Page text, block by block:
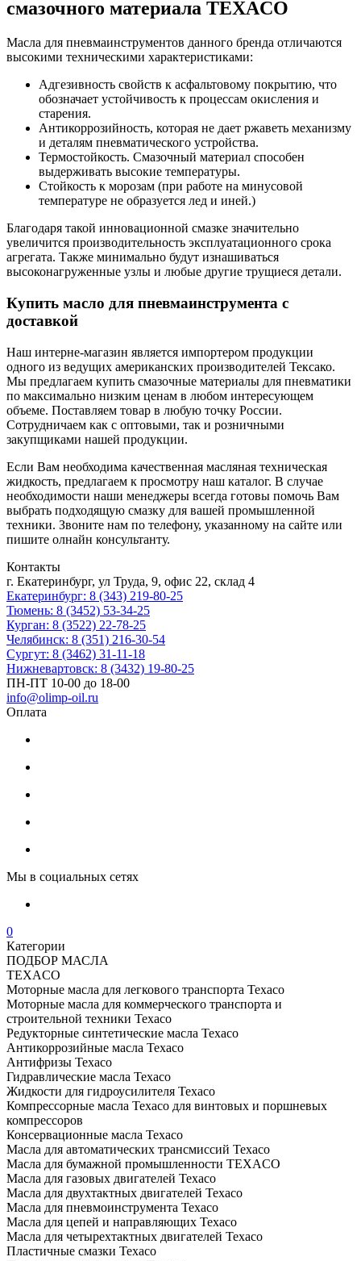
смазочного материала TEXACO
Масла для пневмаинструментов данного бренда отличаются
высокими техническими характеристиками:
Адгезивность свойств к асфальтовому покрытию, что
обозначает устойчивость к процессам окисления и
старения.
Антикоррозийность, которая не дает ржаветь механизму
и деталям пневматического устройства.
Термостойкость. Смазочный материал способен
выдерживать высокие температуры.
Стойкость к морозам (при работе на минусовой
температуре не образуется лед и иней.)
Благодаря такой инновационной смазке значительно
увеличится производительность эксплуатационного срока
агрегата. Также минимально будут изнашиваться
высоконагруженные узлы и любые другие трущиеся детали.
Купить масло для пневмаинструмента с
доставкой
Наш интерне-магазин является импортером продукции
одного из ведущих американских производителей Тексако.
Мы предлагаем купить смазочные материалы для пневматики
по максимально низким ценам в любом интересующем
объеме. Поставляем товар в любую точку России.
Сотрудничаем как с оптовыми, так и розничными
закупщиками нашей продукции.
Если Вам необходима качественная масляная техническая
жидкость, предлагаем к просмотру наш каталог. В случае
необходимости наши менеджеры всегда готовы помочь Вам
выбрать подходящую смазку для вашей промышленной
техники. Звоните нам по телефону, указанному на сайте или
пишите олнайн консультанту.
Контакты
г. Екатеринбург, ул Труда, 9, офис 22, склад 4
Екатеринбург: 8 (343) 219-80-25
Тюмень: 8 (3452) 53-34-25
Курган: 8 (3522) 22-78-25
Челябинск: 8 (351) 216-30-54
Сургут: 8 (3462) 31-11-18
Нижневартовск: 8 (3432) 19-80-25
ПН-ПТ 10-00 до 18-00
info@olimp-oil.ru
Оплата
Мы в социальных сетях
0
Категории
ПОДБОР МАСЛА
TEXACO
Моторные масла для легкового транспорта Texaco
Моторные масла для коммерческого транспорта и
строительной техники Texaco
Редукторные синтетические масла Texaco
Антикоррозийные масла Texaco
Антифризы Texaco
Гидравлические масла Texaco
Жидкости для гидроусилителя Texaco
Компрессорные масла Texaco для винтовых и поршневых
компрессоров
Консервационные масла Texaco
Масла для автоматических трансмиссий Texaco
Масла для бумажной промышленности TEXACO
Масла для газовых двигателей Texaco
Масла для двухтактных двигателей Texaco
Масла для пневмоинструмента Texaco
Масла для цепей и направляющих Texaco
Масла для четырехтактных двигателей Texaco
Пластичные смазки Texaco